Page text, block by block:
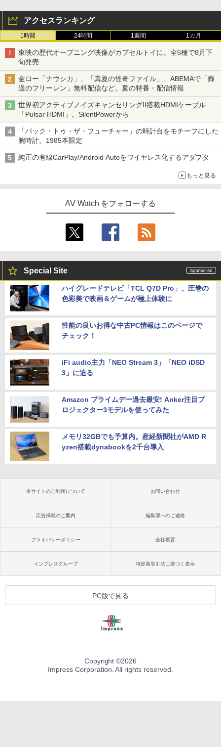
アクセスランキング
1時間 24時間 1週間 1カ月
東映の歴代オープニング映像がカプセルトイに。全5種で8月下
旬発売
金ロー「ナウシカ」、「真夏の怪奇ファイル」、ABEMAで「葬
送のフリーレン」無料配信など。夏の特番・配信情報
世界初アクティブノイズキャンセリングII搭載HDMIケーブル
「Pulsar HDMI」。SilentPowerから
「バック・トゥ・ザ・フューチャー」の時計台をモチーフにした
腕時計。1985本限定
純正の有線CarPlay/Android Autoをワイヤレス化するアダプタ
もっと見る
AV Watch をフォローする
Special Site
ハイグレードテレビ「TCL Q7D Pro」。圧巻の
色彩美で映画＆ゲームが極上体験に
性能の良いお得な中古PC情報はこのページで
チェック！
iFi audio主力「NEO Stream 3」「NEO iDSD
3」に迫る
Amazon プライムデー過去最安! Anker注目プ
ロジェクター3モデルを使ってみた
メモリ32GBでも予算内。産経新聞社がAMD R
yzen搭載dynabookを2千台導入
本サイトのご利用について お問い合わせ
広告掲載のご案内 編集部へのご連絡
プライバシーポリシー 会社概要
インプレスグループ 特定商取引法に基づく表示
PC版で見る
Copyright ©2026
Impress Corporation. All rights reserved.